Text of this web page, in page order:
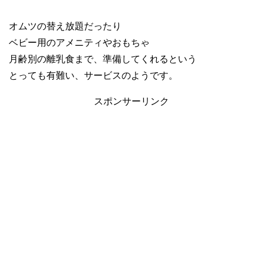
オムツの替え放題だったり
ベビー用のアメニティやおもちゃ
月齢別の離乳食まで、準備してくれるという
とっても有難い、サービスのようです。
スポンサーリンク